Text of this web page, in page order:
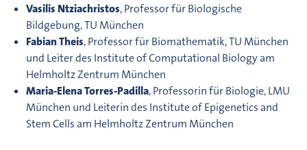
Vasilis Ntziachristos, Professor für Biologische
Bildgebung, TU München
Fabian Theis, Professor für Biomathematik, TU München
und Leiter des Institute of Computational Biology am
Helmholtz Zentrum München
Maria-Elena Torres-Padilla, Professorin für Biologie, LMU
München und Leiterin des Institute of Epigenetics and
Stem Cells am Helmholtz Zentrum München